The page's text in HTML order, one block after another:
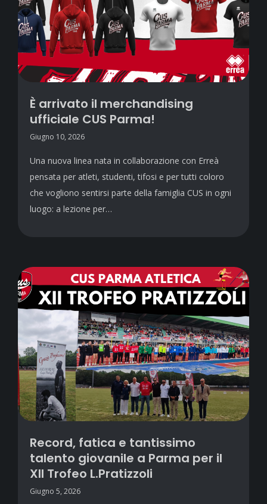
È arrivato il merchandising
ufficiale CUS Parma!
Giugno 10, 2026
Una nuova linea nata in collaborazione con Erreà
pensata per atleti, studenti, tifosi e per tutti coloro
che vogliono sentirsi parte della famiglia CUS in ogni
luogo: a lezione per…
Record, fatica e tantissimo
talento giovanile a Parma per il
XII Trofeo L.Pratizzoli
Giugno 5, 2026